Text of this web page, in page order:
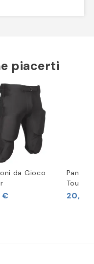
piacerti
da Gioco
€ 20,62